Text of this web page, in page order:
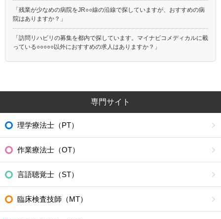
「残業が少なめの病院をJR○○線の沿線で探していますが、おすすめの病
院はありますか？」
「訪問リハビリの募集を都内で探しています。マイナビコメディカルに載
っている○○○○○以外におすすめの求人はありますか？」
専門サイト
理学療法士（PT）
作業療法士（OT）
言語聴覚士（ST）
臨床検査技師（MT）